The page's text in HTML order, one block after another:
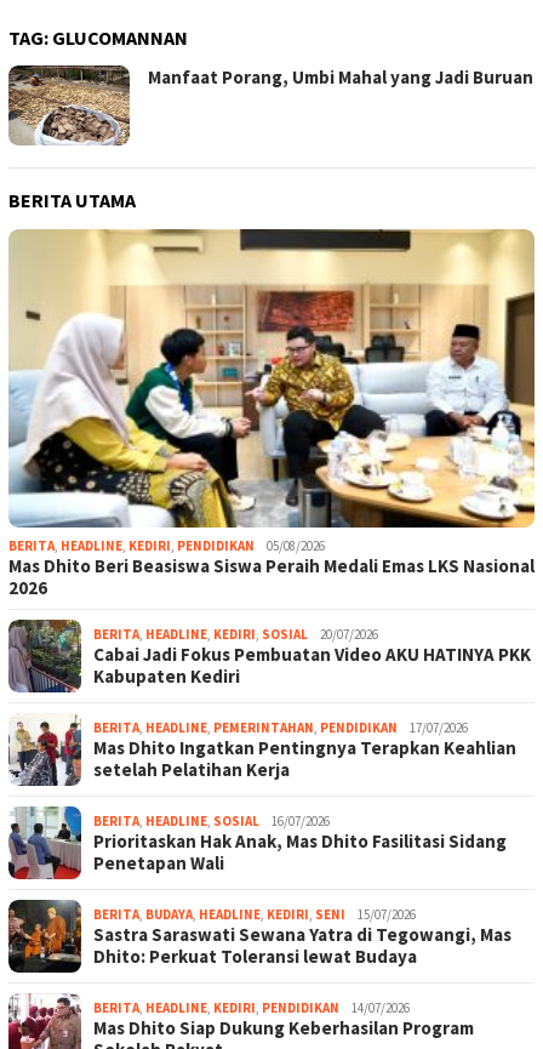
TAG: GLUCOMANNAN
Manfaat Porang, Umbi Mahal yang Jadi Buruan
BERITA UTAMA
BERITA, HEADLINE, KEDIRI, PENDIDIKAN 05/08/2026
Mas Dhito Beri Beasiswa Siswa Peraih Medali Emas LKS Nasional
2026
BERITA, HEADLINE, KEDIRI, SOSIAL 20/07/2026
Cabai Jadi Fokus Pembuatan Video AKU HATINYA PKK
Kabupaten Kediri
BERITA, HEADLINE, PEMERINTAHAN, PENDIDIKAN 17/07/2026
Mas Dhito Ingatkan Pentingnya Terapkan Keahlian
setelah Pelatihan Kerja
BERITA, HEADLINE, SOSIAL 16/07/2026
Prioritaskan Hak Anak, Mas Dhito Fasilitasi Sidang
Penetapan Wali
BERITA, BUDAYA, HEADLINE, KEDIRI, SENI 15/07/2026
Sastra Saraswati Sewana Yatra di Tegowangi, Mas
Dhito: Perkuat Toleransi lewat Budaya
BERITA, HEADLINE, KEDIRI, PENDIDIKAN 14/07/2026
Mas Dhito Siap Dukung Keberhasilan Program